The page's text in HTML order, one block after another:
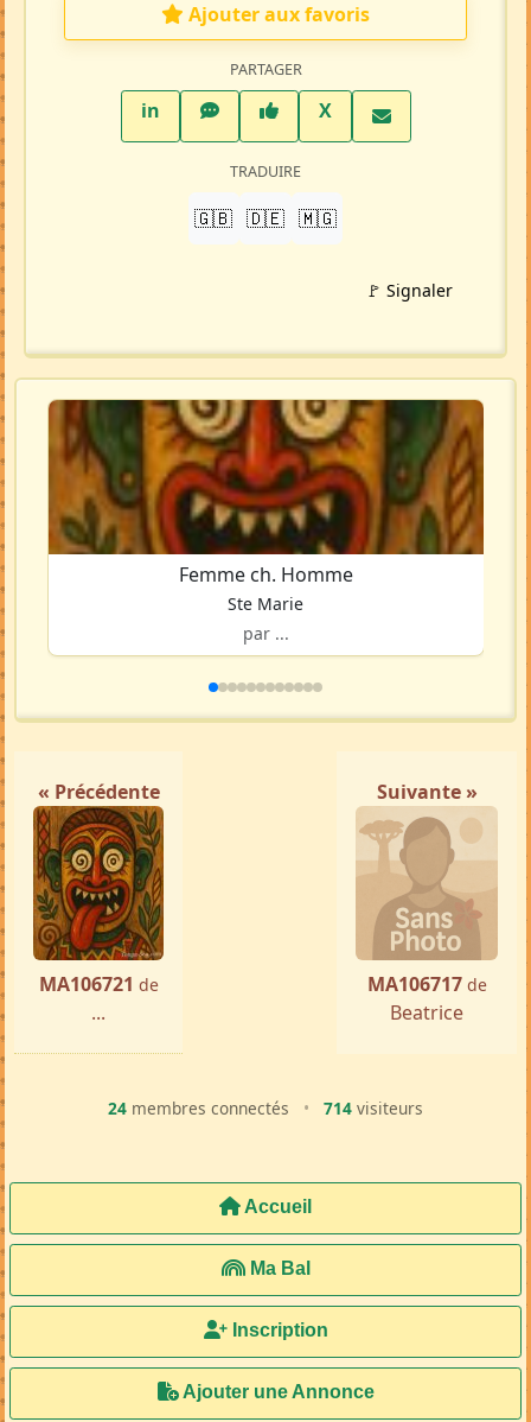
Ajouter aux favoris
PARTAGER
inLinkedInWhatsAppFacebook
XTwitter X
TRADUIRE
🇬🇧 🇩🇪 🇲🇬
🚩 Signaler
Femme ch. Homme
Ste Marie
par ...
« Précédente
MA106721 de
...
Suivante »
MA106717 de
Beatrice
24 membres connectés • 714 visiteurs
Accueil
Ma Bal
Inscription
Ajouter une Annonce